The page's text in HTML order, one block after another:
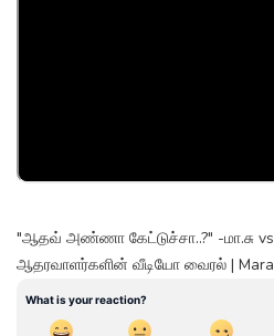
"ஆதவ் அண்ணா கேட்டுச்சா..?" -மா.சு vs
ஆதரவாளர்களின் வீடியோ வைரல் |